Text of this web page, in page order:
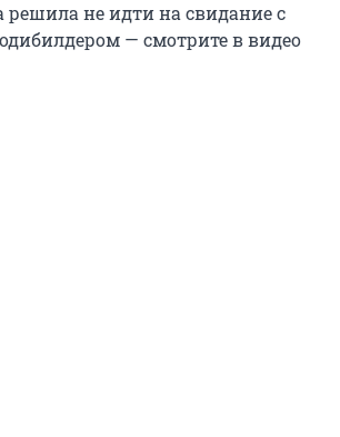
не идти на свидание с
— смотрите в видео